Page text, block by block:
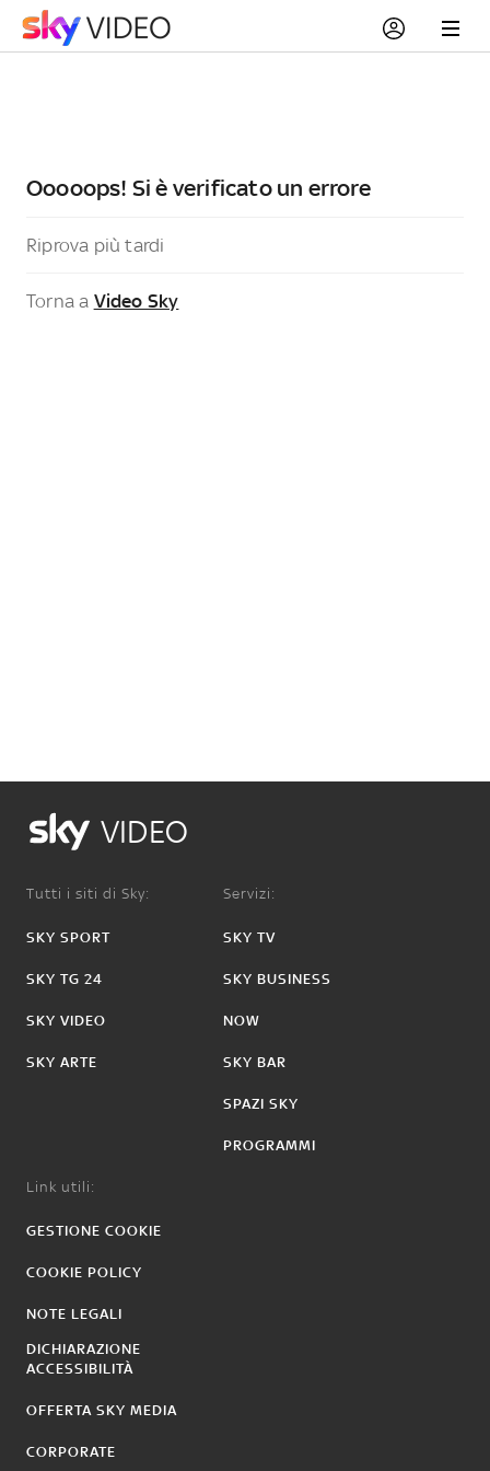
Ooooops! Si è verificato un errore
Riprova più tardi
Torna a Video Sky
VIDEO
Tutti i siti di Sky:
SKY SPORT
SKY TG 24
SKY VIDEO
SKY ARTE
Servizi:
SKY TV
SKY BUSINESS
NOW
SKY BAR
SPAZI SKY
PROGRAMMI
Link utili:
GESTIONE COOKIE
COOKIE POLICY
NOTE LEGALI
DICHIARAZIONE
ACCESSIBILITÀ
OFFERTA SKY MEDIA
CORPORATE